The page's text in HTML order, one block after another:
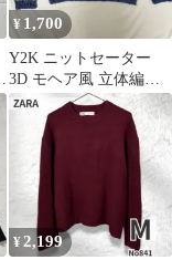
¥ 1,700
Y2K ニットセーター
3D モヘア風 立体編み
青 白 レトロ 総柄 L
¥2,199